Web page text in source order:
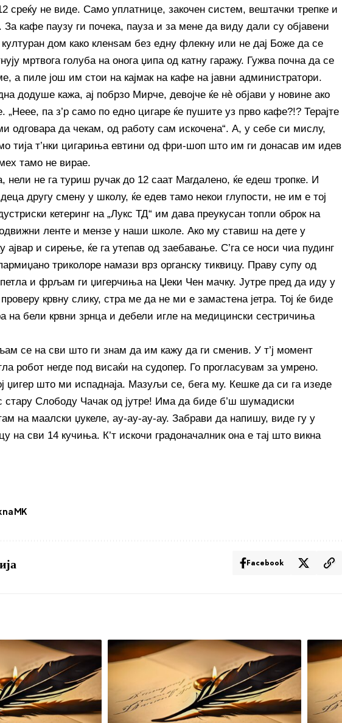
среќу не виде. Само уплатнице, закочен систем, вештачки трепке и
кафе паузу ги почека, пауза и за мене да виду дали су објавени
дом како кленѕам без едну флекну или не дај Боже да се
мртвога голуба на онога џипа од катну гаражу. Гужва почна да се
а пиле још им стои на кајмак на кафе на јавни администратори.
додуше кажа, ај побрзо Мирче, девојче ќе нè објави у новине ако
„Неее, па з’р само по едно цигаре ќе пушите уз прво кафе?!? Терајте
одговара да чекам, од работу сам искочена“. А, у себе си мислу,
тија т’нки цигариња евтини од фри-шоп што им ги донасав им идев
тамо не вирае.
нели не га туриш ручак до 12 саат Магдалено, ќе едеш тропке. И
другу смену у школу, ќе едев тамо некои глупости, не им е тој
кетеринг на „Лукс ТД“ им дава преукусан топли оброк на
ленте и мензе у наши школе. Ако му ставиш на дете у
ајвар и сирење, ќе га утепав од заебавање. С’га се носи чиа пудинг
триколоре намази врз органску тиквицу. Праву супу од
и фрљам ги џигерчиња на Џеки Чен мачку. Јутре пред да иду у
крвну слику, стра ме да не ми е замастена јетра. Тој ќе биде
на бели крвни зрнца и дебели игле на медицински сестричиња
се на сви што ги знам да им кажу да ги сменив. У т’ј момент
робот негде под висаќи на судопер. Го прогласувам за умрено.
џигер што ми испаднаја. Мазуљи се, бега му. Кешке да си га изеде
стару Слободу Чачак од јутре! Има да биде б’ш шумадиски
на маалски џукеле, ау-ау-ау-ау. Забрави да напишу, виде гу у
на сви 14 кучиња. К’т искочи градоначалник она е тај што викна
na MK
Facebook